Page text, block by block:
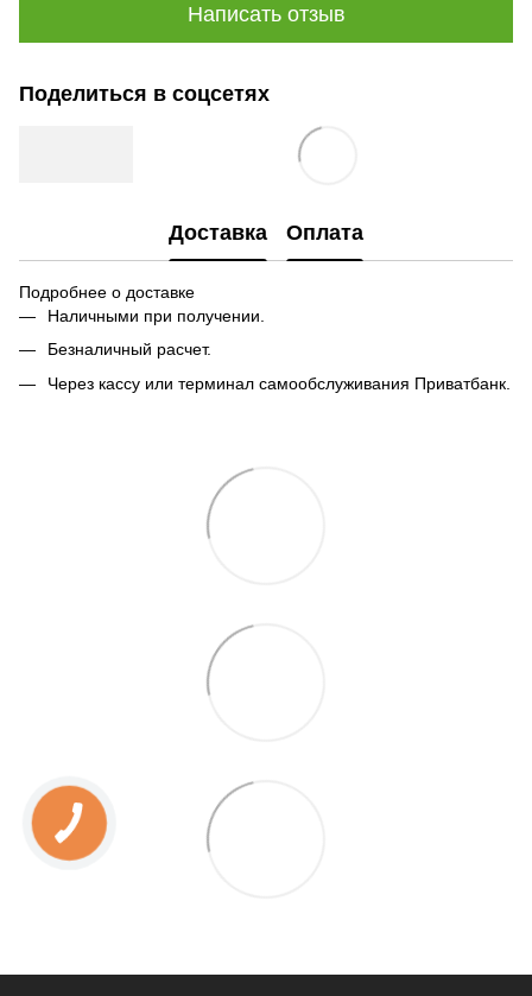
Написать отзыв
Поделиться в соцсетях
Доставка Оплата
Подробнее о доставке
Наличными при получении.
Безналичный расчет.
Через кассу или терминал самообслуживания Приватбанк.